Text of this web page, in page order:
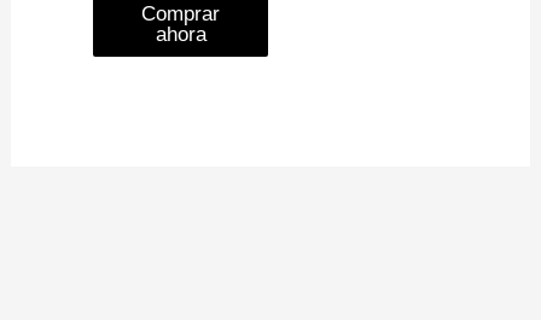
Comprar
ahora